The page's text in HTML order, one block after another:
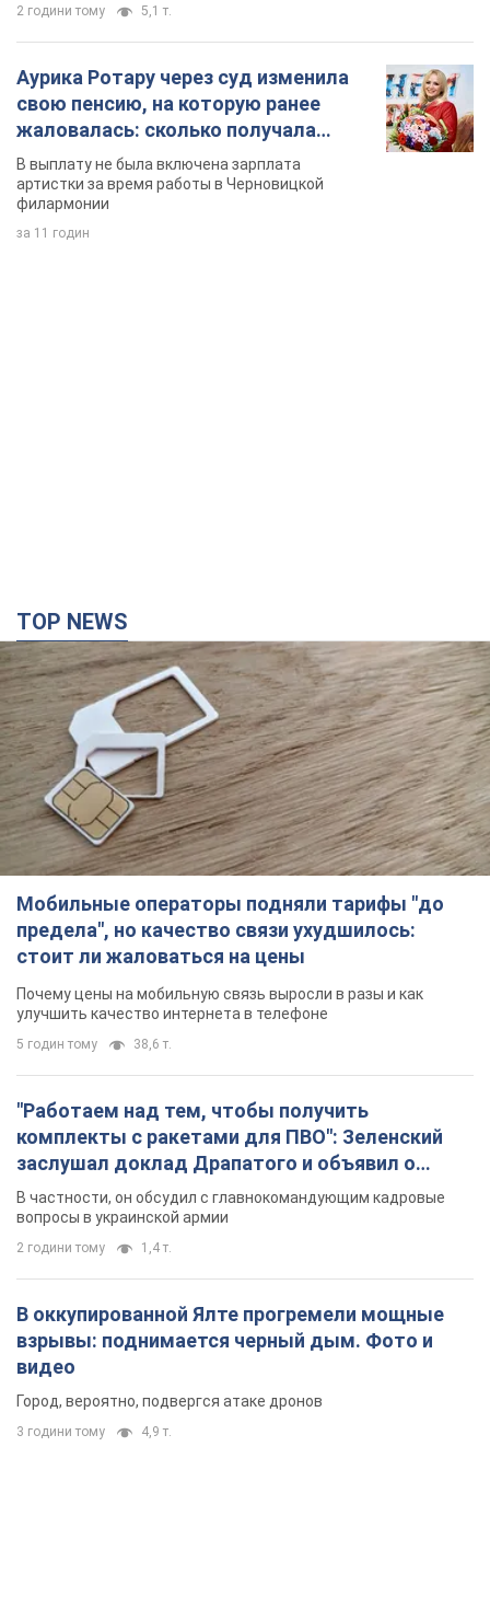
за 11 годин
Мобильные операторы подняли тарифы "до
предела", но качество связи ухудшилось:
стоит ли жаловаться на цены
Почему цены на мобильную связь выросли в разы и как
улучшить качество интернета в телефоне
5 годин тому 38,6 т.
"Работаем над тем, чтобы получить
комплекты с ракетами для ПВО": Зеленский
заслушал доклад Драпатого и объявил о
вопросы в украинской армии
В оккупированной Ялте прогремели мощные
взрывы: поднимается черный дым. Фото и
видео
3 години тому 4,9 т.